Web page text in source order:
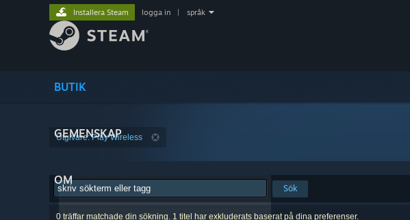
BUTIK
GEMENSKAP
OM
Installera Steam logga in språk
Utgivare: Play Wireless
Sök
0 träffar matchade din sökning. 1 titel har exkluderats baserat på dina preferenser.